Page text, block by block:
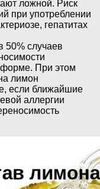
ложной. Риск
при употреблении
гепатитах
50% случаев
форме. При этом
лимон
если ближайшие
аллергии